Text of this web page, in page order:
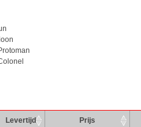
Levertijd Prijs